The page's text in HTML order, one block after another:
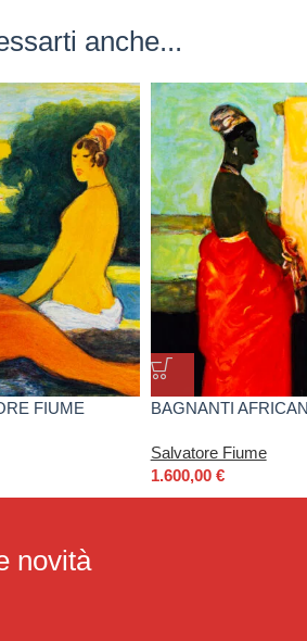
anche...
FIUME
BAGNANTI
Salvatore Fiume
1.600,00 €
novità